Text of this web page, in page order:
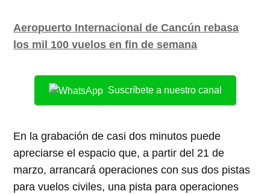
Aeropuerto Internacional de Cancún rebasa
los mil 100 vuelos en fin de semana
Suscríbete a nuestro canal
En la grabación de casi dos minutos puede
apreciarse el espacio que, a partir del 21 de
marzo, arrancará operaciones con sus dos pistas
para vuelos civiles, una pista para operaciones